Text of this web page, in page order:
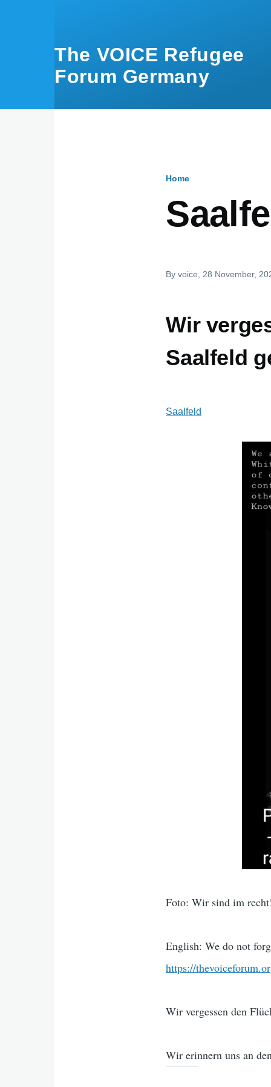
The VOICE Refugee
Forum Germany
Home
Byvoice , 28 November,
Wir
Saalfeld
Saalfeld
Foto: Wir sind im
English: We do not
https://
Wir vergessen den
Wir erinnern uns an